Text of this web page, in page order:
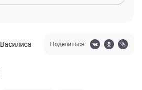
Василиса Поделиться: